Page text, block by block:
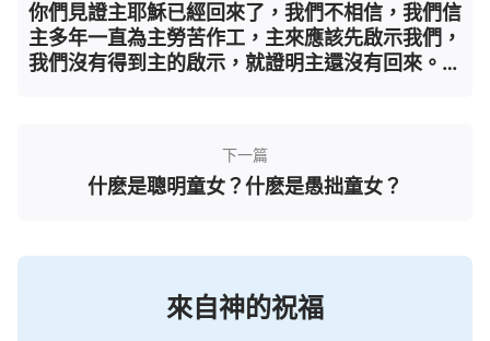
你們見證主耶穌已經回來了，我們不相信，我們信
主多年一直為主勞苦作工，主來應該先啟示我們，
我們沒有得到主的啟示，就證明主還沒有回來。我
下一篇
什麽是聰明童女？什麽是愚拙童女？
來自神的祝福